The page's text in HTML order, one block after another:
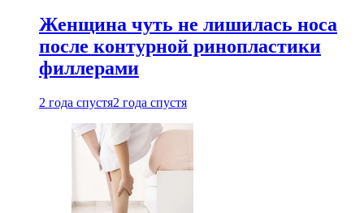
Женщина чуть не лишилась носа
после контурной ринопластики
филлерами
2 года спустя2 года спустя